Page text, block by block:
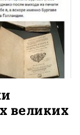
великих